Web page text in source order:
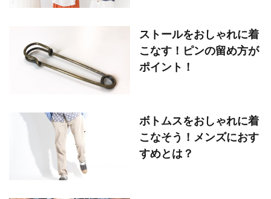
ストールをおしゃれに着
こなす！ピンの留め方が
ポイント！
ボトムスをおしゃれに着
こなそう！メンズにおす
すめとは？